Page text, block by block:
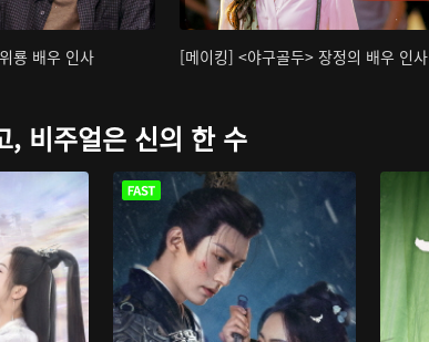
룡 배우 인사 [메이킹] <야구골두> 장정의 배우 인사
, 비주얼은 신의 한 수